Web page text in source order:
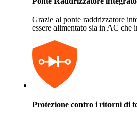
Grazie al ponte raddrizzatore
essere alimentato sia in AC che
Protezione contro i ritorni di